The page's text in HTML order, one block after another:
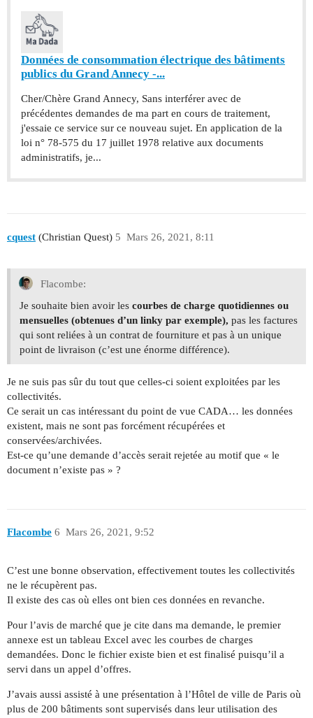
Données de consommation électrique des bâtiments
publics du Grand Annecy -...
Cher/Chère Grand Annecy, Sans interférer avec de
précédentes demandes de ma part en cours de traitement,
j'essaie ce service sur ce nouveau sujet. En application de la
loi n° 78-575 du 17 juillet 1978 relative aux documents
administratifs, je...
cquest (Christian Quest) Mars 26, 2021, 8:11
5
Flacombe:
Je souhaite bien avoir les courbes de charge quotidiennes ou
mensuelles (obtenues d’un linky par exemple), pas les factures
qui sont reliées à un contrat de fourniture et pas à un unique
point de livraison (c’est une énorme différence).
Je ne suis pas sûr du tout que celles-ci soient exploitées par les
collectivités.
Ce serait un cas intéressant du point de vue CADA… les données
existent, mais ne sont pas forcément récupérées et
conservées/archivées.
Est-ce qu’une demande d’accès serait rejetée au motif que « le
document n’existe pas » ?
Flacombe Mars 26, 2021, 9:52
6
C’est une bonne observation, effectivement toutes les collectivités
ne le récupèrent pas.
Il existe des cas où elles ont bien ces données en revanche.
Pour l’avis de marché que je cite dans ma demande, le premier
annexe est un tableau Excel avec les courbes de charges
demandées. Donc le fichier existe bien et est finalisé puisqu’il a
servi dans un appel d’offres.
J’avais aussi assisté à une présentation à l’Hôtel de ville de Paris où
plus de 200 bâtiments sont supervisés dans leur utilisation des